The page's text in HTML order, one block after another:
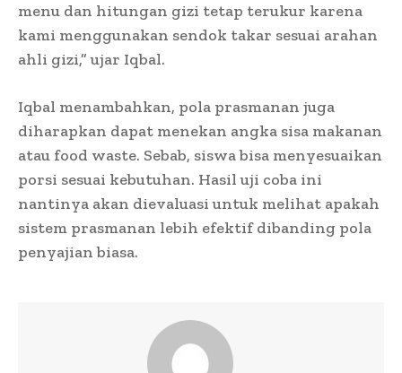
menu dan hitungan gizi tetap terukur karena
kami menggunakan sendok takar sesuai arahan
ahli gizi,” ujar Iqbal.
Iqbal menambahkan, pola prasmanan juga
diharapkan dapat menekan angka sisa makanan
atau food waste. Sebab, siswa bisa menyesuaikan
porsi sesuai kebutuhan. Hasil uji coba ini
nantinya akan dievaluasi untuk melihat apakah
sistem prasmanan lebih efektif dibanding pola
penyajian biasa.